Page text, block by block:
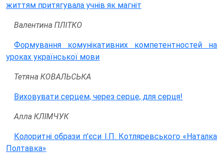
життям притягувала учнів як магніт
Валентина ПЛІТКО
Формування комунікативних компетентностей на
уроках української мови
Тетяна КОВАЛЬСЬКА
Виховувати серцем, через серце, для серця!
Алла КЛІМЧУК
Колоритні образи п’єси І.П. Котляревського «Наталка
Полтавка»